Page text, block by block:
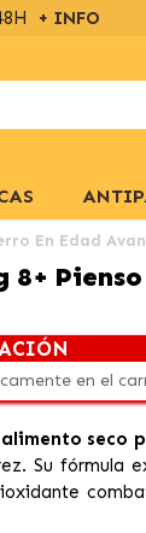
+ INFO
En Edad
en el
alimento seco
Su fórmula